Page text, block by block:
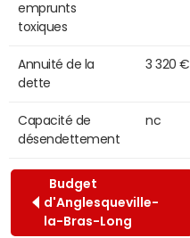
emprunts
toxiques
Annuité de la
dette
3 320 €
Capacité de
désendettement
nc
Budget
d'Anglesqueville-
la-Bras-Long